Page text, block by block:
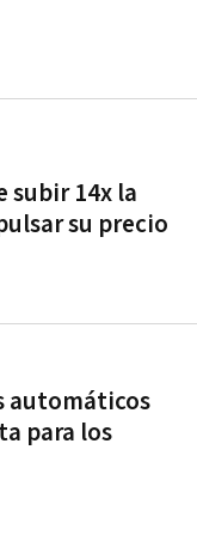
subir 14x la
su precio
automáticos
para los